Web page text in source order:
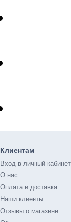
Клиентам
Вход в личный кабинет
О нас
Оплата и доставка
Наши клиенты
Отзывы о магазине